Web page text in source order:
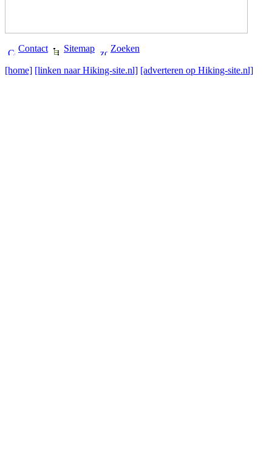
Contact Sitemap Zoeken
[home] [linken naar Hiking-site.nl] [adverteren op Hiking-site.nl]